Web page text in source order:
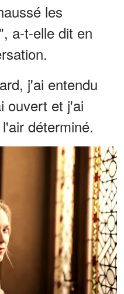
les
a-t-elle dit en
j'ai entendu
ouvert et j'ai
déterminé.